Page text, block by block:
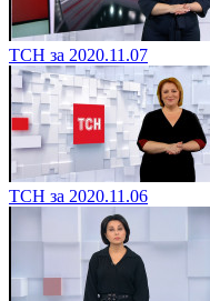
ТСН за 2020.11.07
ТСН за 2020.11.06